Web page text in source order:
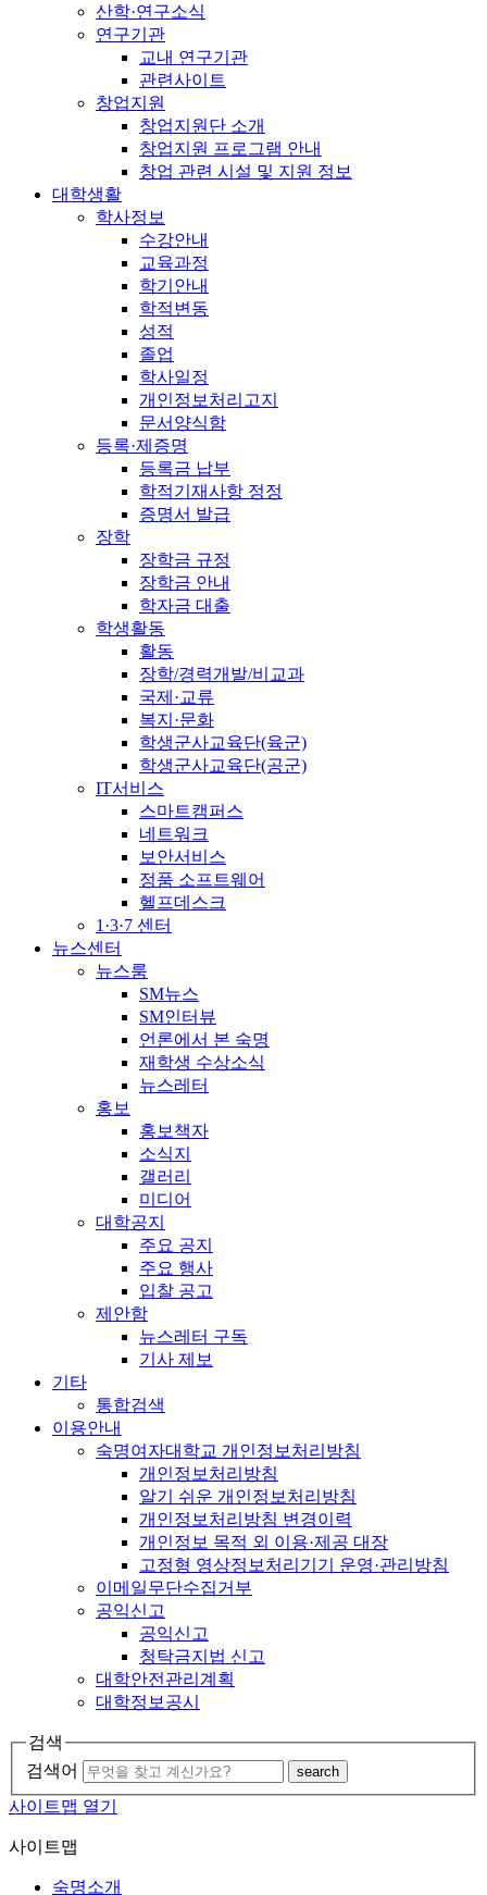
산학·연구소식
연구기관
교내 연구기관
관련사이트
창업지원
창업지원단 소개
창업지원 프로그램 안내
창업 관련 시설 및 지원 정보
대학생활
학사정보
수강안내
교육과정
학기안내
학적변동
성적
졸업
학사일정
개인정보처리고지
문서양식함
등록·제증명
등록금 납부
학적기재사항 정정
증명서 발급
장학
장학금 규정
장학금 안내
학자금 대출
학생활동
활동
장학/경력개발/비교과
국제·교류
복지·문화
학생군사교육단(육군)
학생군사교육단(공군)
IT서비스
스마트캠퍼스
네트워크
보안서비스
정품 소프트웨어
헬프데스크
1·3·7 센터
뉴스센터
뉴스룸
SM뉴스
SM인터뷰
언론에서 본 숙명
재학생 수상소식
뉴스레터
홍보
홍보책자
소식지
갤러리
미디어
대학공지
주요 공지
주요 행사
입찰 공고
제안함
뉴스레터 구독
기사 제보
기타
통합검색
이용안내
숙명여자대학교 개인정보처리방침
개인정보처리방침
알기 쉬운 개인정보처리방침
개인정보처리방침 변경이력
개인정보 목적 외 이용·제공 대장
고정형 영상정보처리기기 운영·관리방침
이메일무단수집거부
공익신고
공익신고
청탁금지법 신고
대학안전관리계획
대학정보공시
검색
검색어
search
사이트맵 열기
사이트맵
숙명소개